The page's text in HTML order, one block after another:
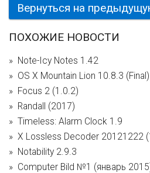
Вернуться на
ПОХОЖИЕ НОВОСТИ
Note-Icy Notes 1.42
OS X Mountain Lion 10.8.3 (Final)
Focus 2 (1.0.2)
Randall (2017)
Timeless: Alarm Clock 1.9
X Lossless Decoder 20121222
Notability 2.9.3
Computer Bild №1 (январь